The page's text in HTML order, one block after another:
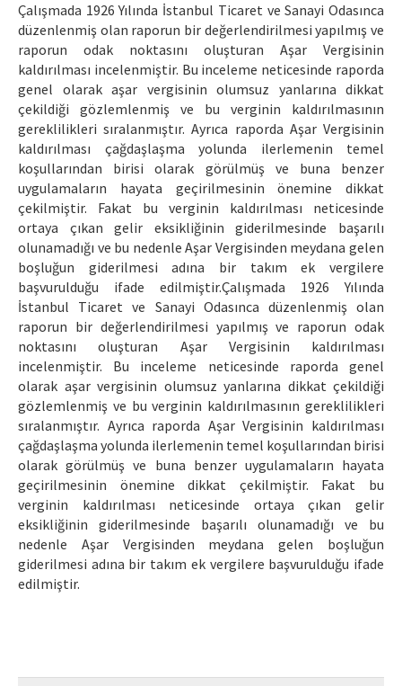
Çalışmada 1926 Yılında İstanbul Ticaret ve Sanayi Odasınca
düzenlenmiş olan raporun bir değerlendirilmesi yapılmış ve
raporun odak noktasını oluşturan Aşar Vergisinin
kaldırılması incelenmiştir. Bu inceleme neticesinde raporda
genel olarak aşar vergisinin olumsuz yanlarına dikkat
çekildiği gözlemlenmiş ve bu verginin kaldırılmasının
gereklilikleri sıralanmıştır. Ayrıca raporda Aşar Vergisinin
kaldırılması çağdaşlaşma yolunda ilerlemenin temel
koşullarından birisi olarak görülmüş ve buna benzer
uygulamaların hayata geçirilmesinin önemine dikkat
çekilmiştir. Fakat bu verginin kaldırılması neticesinde
ortaya çıkan gelir eksikliğinin giderilmesinde başarılı
olunamadığı ve bu nedenle Aşar Vergisinden meydana gelen
boşluğun giderilmesi adına bir takım ek vergilere
başvurulduğu ifade edilmiştir.Çalışmada 1926 Yılında
İstanbul Ticaret ve Sanayi Odasınca düzenlenmiş olan
raporun bir değerlendirilmesi yapılmış ve raporun odak
noktasını oluşturan Aşar Vergisinin kaldırılması
incelenmiştir. Bu inceleme neticesinde raporda genel
olarak aşar vergisinin olumsuz yanlarına dikkat çekildiği
gözlemlenmiş ve bu verginin kaldırılmasının gereklilikleri
sıralanmıştır. Ayrıca raporda Aşar Vergisinin kaldırılması
çağdaşlaşma yolunda ilerlemenin temel koşullarından birisi
olarak görülmüş ve buna benzer uygulamaların hayata
geçirilmesinin önemine dikkat çekilmiştir. Fakat bu
verginin kaldırılması neticesinde ortaya çıkan gelir
eksikliğinin giderilmesinde başarılı olunamadığı ve bu
nedenle Aşar Vergisinden meydana gelen boşluğun
giderilmesi adına bir takım ek vergilere başvurulduğu ifade
edilmiştir.